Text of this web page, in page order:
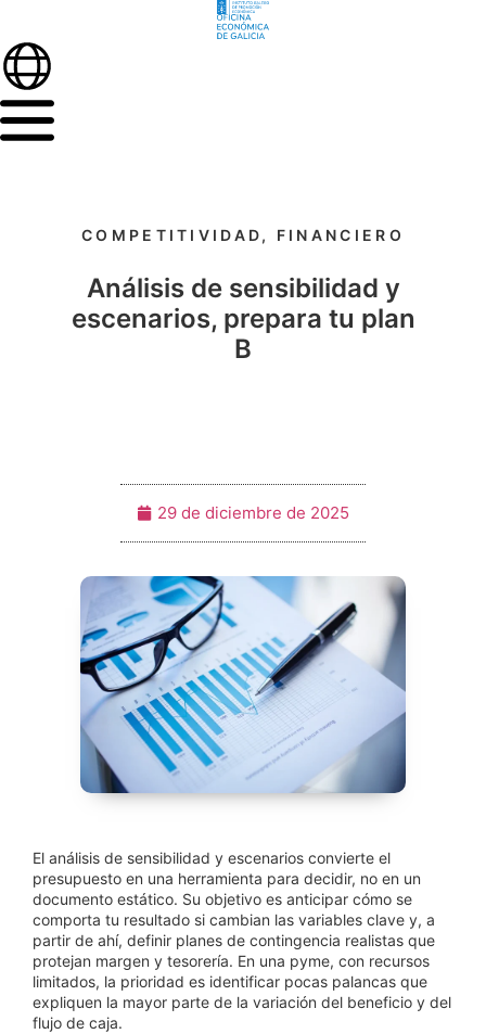
COMPETITIVIDAD, FINANCIERO
Análisis de sensibilidad y
escenarios, prepara tu plan
B
29 de diciembre de 2025
El análisis de sensibilidad y escenarios convierte el
presupuesto en una herramienta para decidir, no en un
documento estático. Su objetivo es anticipar cómo se
comporta tu resultado si cambian las variables clave y, a
partir de ahí, definir planes de contingencia realistas que
protejan margen y tesorería. En una pyme, con recursos
limitados, la prioridad es identificar pocas palancas que
expliquen la mayor parte de la variación del beneficio y del
flujo de caja.